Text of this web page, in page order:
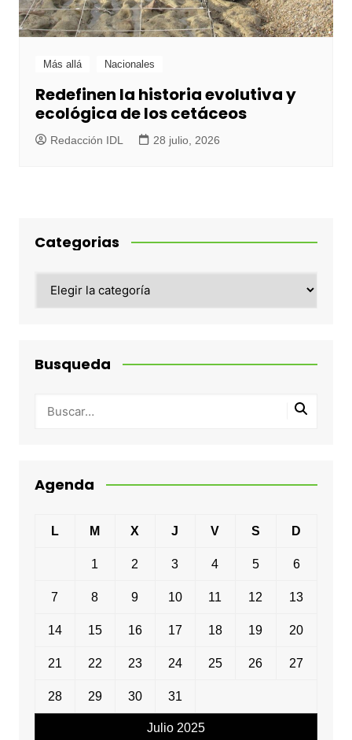
Más allá Nacionales
Redefinen la historia evolutiva y
ecológica de los cetáceos
Redacción IDL 28 julio, 2026
Categorias
Busqueda
Agenda
Julio 2025
L M X J V S D
1 2 3 4 5 6
7 8 9 10 11 12 13
14 15 16 17 18 19 20
21 22 23 24 25 26 27
28 29 30 31